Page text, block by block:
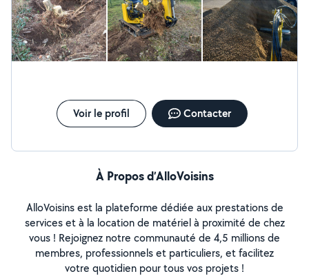
Voir le profil Contacter
À Propos d’AlloVoisins
AlloVoisins est la plateforme dédiée aux prestations de
services et à la location de matériel à proximité de chez
vous ! Rejoignez notre communauté de 4,5 millions de
membres, professionnels et particuliers, et facilitez
votre quotidien pour tous vos projets !